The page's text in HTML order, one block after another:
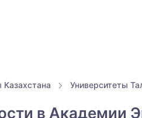
Университеты
в Академии